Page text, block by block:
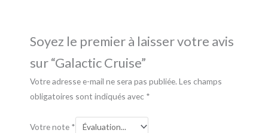
Soyez le premier à laisser votre avis
sur “Galactic Cruise”
Votre adresse e-mail ne sera pas publiée. Les champs
obligatoires sont indiqués avec *
Votre note *